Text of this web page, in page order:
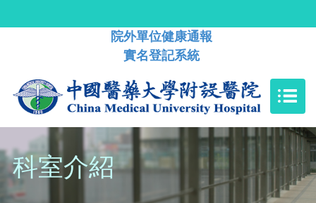
院外單位健康通報
實名登記系統
科室介紹